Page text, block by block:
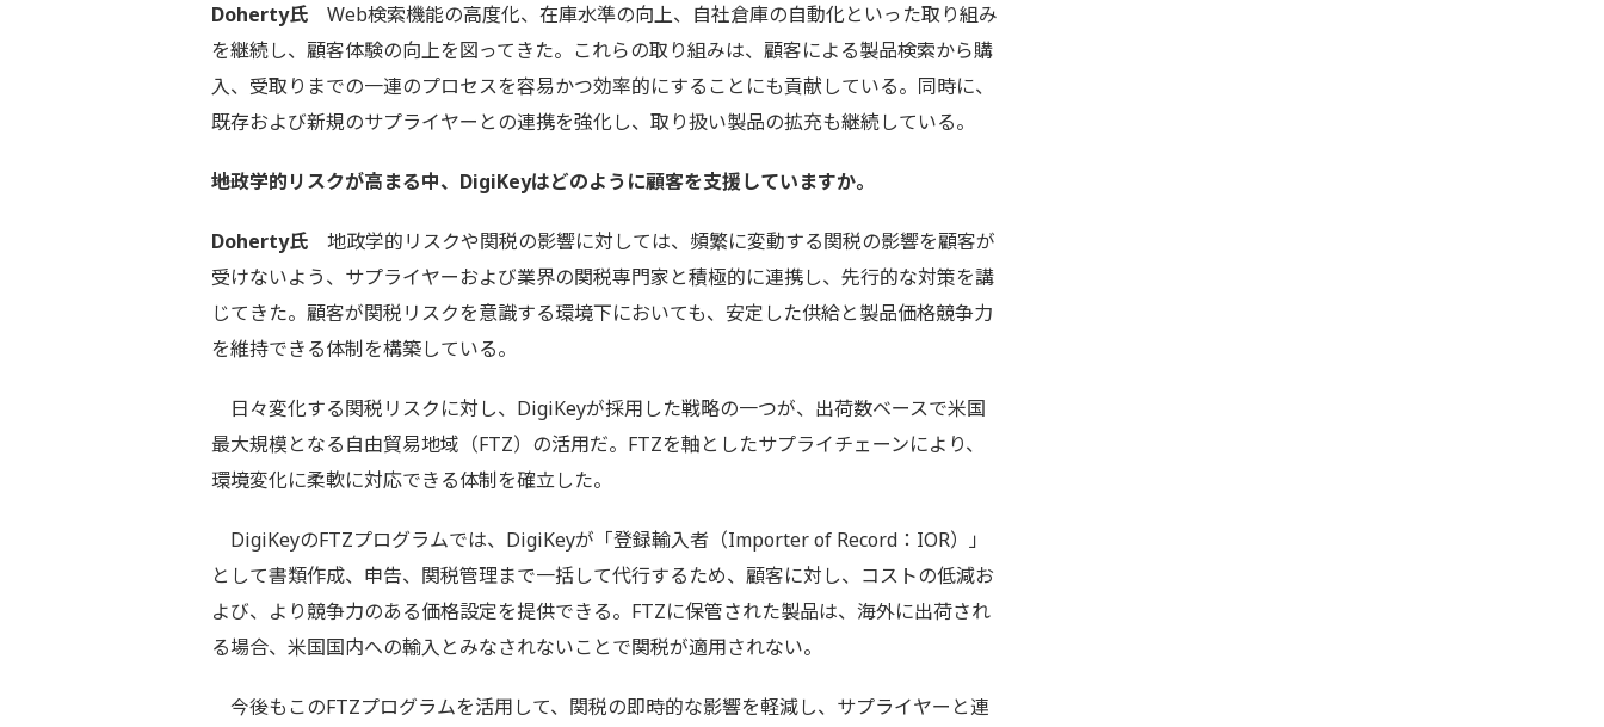
Doherty氏 Web検索機能の高度化、在庫水準の向上、自社倉庫の自動化といった取り組み
を継続し、顧客体験の向上を図ってきた。これらの取り組みは、顧客による製品検索から購
入、受取りまでの一連のプロセスを容易かつ効率的にすることにも貢献している。同時に、
既存および新規のサプライヤーとの連携を強化し、取り扱い製品の拡充も継続している。
――地政学的リスクが高まる中、DigiKeyはどのように顧客を支援していますか。
Doherty氏 地政学的リスクや関税の影響に対しては、頻繁に変動する関税の影響を顧客が
受けないよう、サプライヤーおよび業界の関税専門家と積極的に連携し、先行的な対策を講
じてきた。顧客が関税リスクを意識する環境下においても、安定した供給と製品価格競争力
を維持できる体制を構築している。
日々変化する関税リスクに対し、DigiKeyが採用した戦略の一つが、出荷数ベースで米国
最大規模となる自由貿易地域（FTZ）の活用だ。FTZを軸としたサプライチェーンにより、
環境変化に柔軟に対応できる体制を確立した。
DigiKeyのFTZプログラムでは、DigiKeyが「登録輸入者（Importer of Record：IOR）」
として書類作成、申告、関税管理まで一括して代行するため、顧客に対し、コストの低減お
よび、より競争力のある価格設定を提供できる。FTZに保管された製品は、海外に出荷され
る場合、米国国内への輸入とみなされないことで関税が適用されない。
今後もこのFTZプログラムを活用して、関税の即時的な影響を軽減し、サプライヤーと連